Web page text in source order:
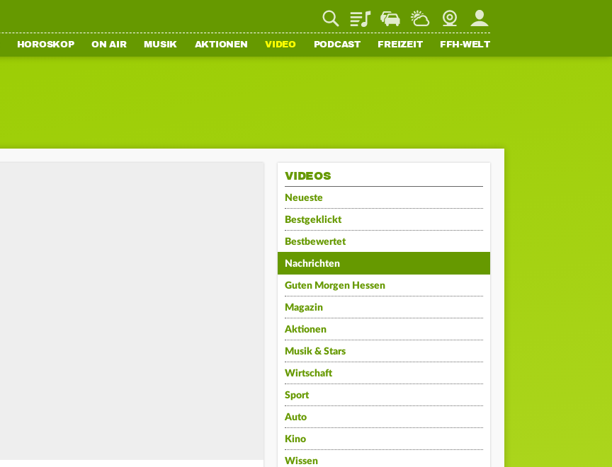
PlaylistStaupilotWetterWebcamMein FFH
HOROSKOP ON AIR MUSIK AKTIONEN VIDEO PODCAST FREIZEIT FFH-WELT
VIDEOS
Neueste
Bestgeklickt
Bestbewertet
Nachrichten
Guten Morgen Hessen
Magazin
Aktionen
Musik & Stars
Wirtschaft
Sport
Auto
Kino
Wissen